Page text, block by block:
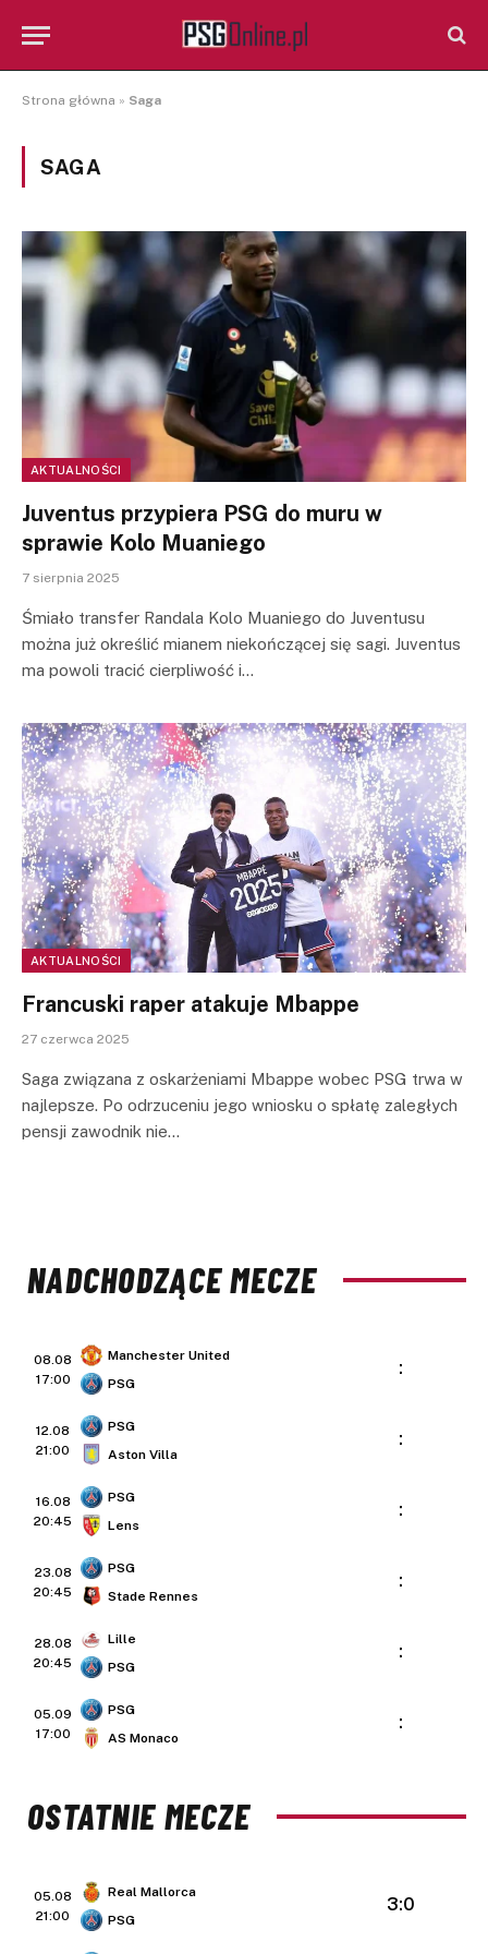
Strona główna » Saga
SAGA
AKTUALNOŚCI
Juventus przypiera PSG do muru w
sprawie Kolo Muaniego
7 sierpnia 2025
Śmiało transfer Randala Kolo Muaniego do Juventusu
można już określić mianem niekończącej się sagi. Juventus
ma powoli tracić cierpliwość i…
AKTUALNOŚCI
Francuski raper atakuje Mbappe
27 czerwca 2025
Saga związana z oskarżeniami Mbappe wobec PSG trwa w
najlepsze. Po odrzuceniu jego wniosku o spłatę zaległych
pensji zawodnik nie…
NADCHODZĄCE MECZE
08.08
17:00
Manchester United
PSG
:
12.08
21:00
PSG
Aston Villa
:
16.08
20:45
PSG
Lens
:
23.08
20:45
PSG
Stade Rennes
:
28.08
20:45
Lille
PSG
:
05.09
17:00
PSG
AS Monaco
:
OSTATNIE MECZE
05.08
21:00
Real Mallorca
PSG
3:0